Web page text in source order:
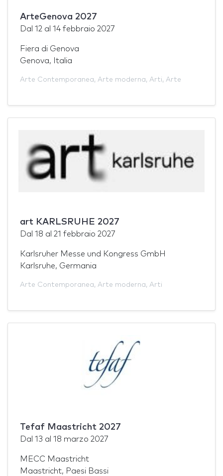
ArteGenova 2027
Dal 12 al 14 febbraio 2027
Fiera di Genova
Genova, Italia
Arte Contemporanea, Arte moderna, Arti, Arte
art KARLSRUHE 2027
Dal 18 al 21 febbraio 2027
Karlsruher Messe und Kongress GmbH
Karlsruhe, Germania
Arte Contemporanea, Arte moderna, Arti
Tefaf Maastricht 2027
Dal 13 al 18 marzo 2027
MECC Maastricht
Maastricht, Paesi Bassi